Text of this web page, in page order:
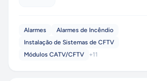
Alarmes
Alarmes de Incêndio
Instalação de Sistemas de CFTV
Módulos CATV/CFTV
+11